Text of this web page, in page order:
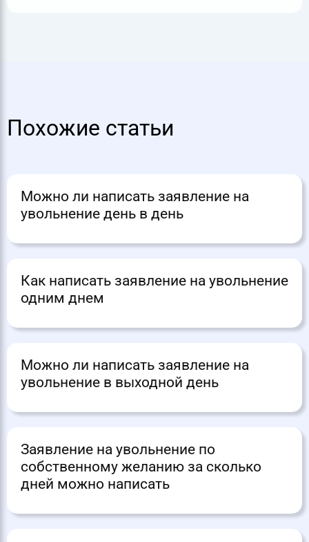
Похожие статьи
Можно ли написать заявление на
увольнение день в день
Как написать заявление на увольнение
одним днем
Можно ли написать заявление на
увольнение в выходной день
Заявление на увольнение по
собственному желанию за сколько
дней можно написать